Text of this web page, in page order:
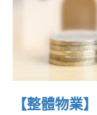
【整體物業